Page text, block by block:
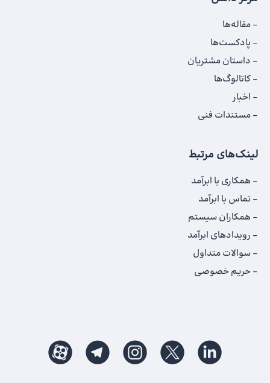
مقاله‌ها
پادکست‌ها
داستان‌ مشتریان
کاتالوگ‌‌ها
اخبار
مستندات فنی
لینک‌های مرتبط
همکاری با ابرآمد
تماس با ابرآمد
همکاران سیستم
رویدادهای ابرآمد
سوالات متداول
حریم خصوصی